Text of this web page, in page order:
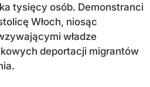
tysięcy osób. Demonstranci
Włoch, niosąc
władze
deportacji migrantów